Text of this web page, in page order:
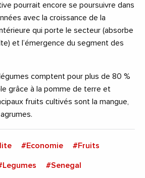
pourrait encore se poursuivre dans
avec la croissance de la
qui porte le secteur (absorbe
et l’émergence du segment des
comptent pour plus de 80 %
grâce à la pomme de terre et
fruits cultivés sont la mangue,
#Economie #Fruits
#Senegal